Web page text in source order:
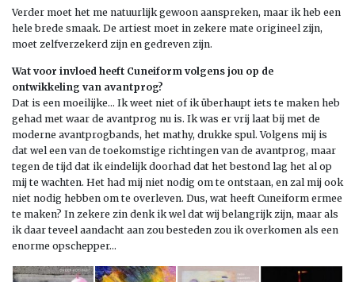
Verder moet het me natuurlijk gewoon aanspreken, maar ik heb een
hele brede smaak. De artiest moet in zekere mate origineel zijn,
moet zelfverzekerd zijn en gedreven zijn.
Wat voor invloed heeft Cuneiform volgens jou op de
ontwikkeling van avantprog?
Dat is een moeilijke… Ik weet niet of ik überhaupt iets te maken heb
gehad met waar de avantprog nu is. Ik was er vrij laat bij met de
moderne avantprogbands, het mathy, drukke spul. Volgens mij is
dat wel een van de toekomstige richtingen van de avantprog, maar
tegen de tijd dat ik eindelijk doorhad dat het bestond lag het al op
mij te wachten. Het had mij niet nodig om te ontstaan, en zal mij ook
niet nodig hebben om te overleven. Dus, wat heeft Cuneiform ermee
te maken? In zekere zin denk ik wel dat wij belangrijk zijn, maar als
ik daar teveel aandacht aan zou besteden zou ik overkomen als een
enorme opschepper…